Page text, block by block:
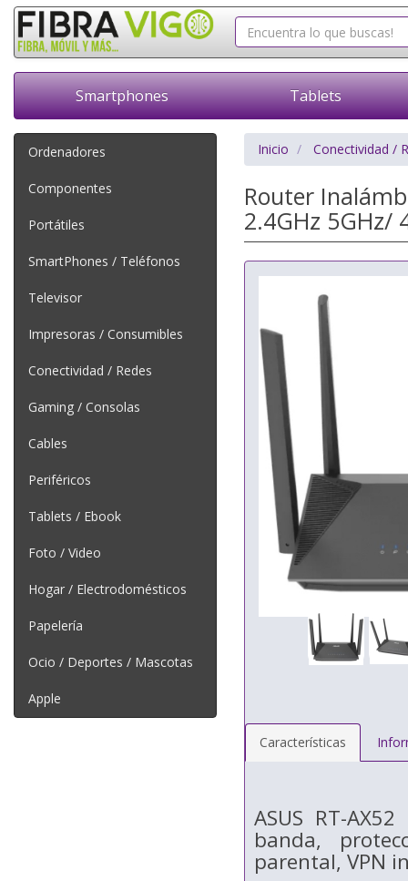
Smartphones Tablets
Ordenadores
Componentes
Portátiles
SmartPhones / Teléfonos
Televisor
Impresoras / Consumibles
Conectividad / Redes
Gaming / Consolas
Cables
Periféricos
Tablets / Ebook
Foto / Video
Hogar / Electrodomésticos
Papelería
Ocio / Deportes / Mascotas
Apple
Inicio Conectividad /
Router
2.4GHz 5GHz/
Características
ASUS RT-
banda,
parental, VPN